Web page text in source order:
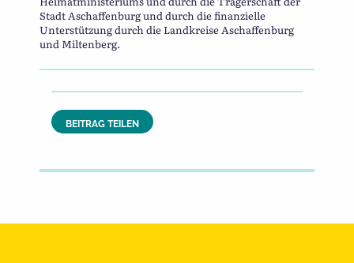
Stadt Aschaffenburg und durch die finanzielle
Unterstützung durch die Landkreise Aschaffenburg
und Miltenberg.
BEITRAG TEILEN